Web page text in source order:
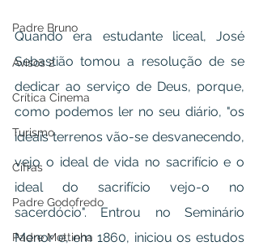
Padre Bruno
Avisos 2
Crítica Cinema
Turismo
Cifras
Padre Godofredo
Padre Mottinha
Quando era estudante liceal, José
Sebastião tomou a resolução de se
dedicar ao serviço de Deus, porque,
como podemos ler no seu diário, "os
ideais terrenos vão-se desvanecendo,
vejo o ideal de vida no sacrifício e o
ideal do sacrifício vejo-o no
sacerdócio". Entrou no Seminário
Menor e, em 1860, iniciou os estudos